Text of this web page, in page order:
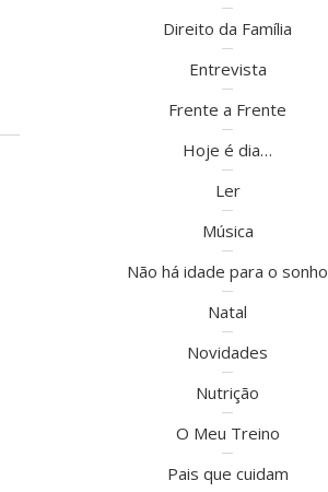
Direito da Família
Entrevista
Frente a Frente
Hoje é dia…
Ler
Música
Não há idade para o sonho
Natal
Novidades
Nutrição
O Meu Treino
Pais que cuidam